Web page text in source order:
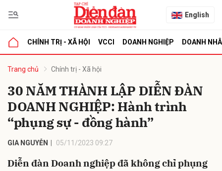
English
CHÍNH TRỊ - XÃ HỘI VCCI DOANH NGHIỆP DOANH
Trang chủ Chính trị - Xã hội
30 NĂM THÀNH LẬP DIỄN ĐÀN
DOANH NGHIỆP: Hành trình
“phụng sự - đồng hành”
GIA NGUYỄN 05/11/2023 09:27
Diễn đàn Doanh nghiệp đã không chỉ phụng
luận
Hủy